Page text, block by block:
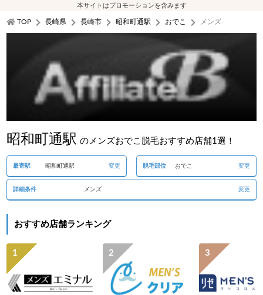
本サイトはプロモーションを含みます
TOP 長崎県 長崎市 昭和町通駅 おでこ メンズ
昭和町通駅 のメンズおでこ脱毛おすすめ店舗1選！
最寄駅 昭和町通駅 変更 脱毛部位 おでこ 変更
詳細条件 メンズ 変更
おすすめ店舗ランキング